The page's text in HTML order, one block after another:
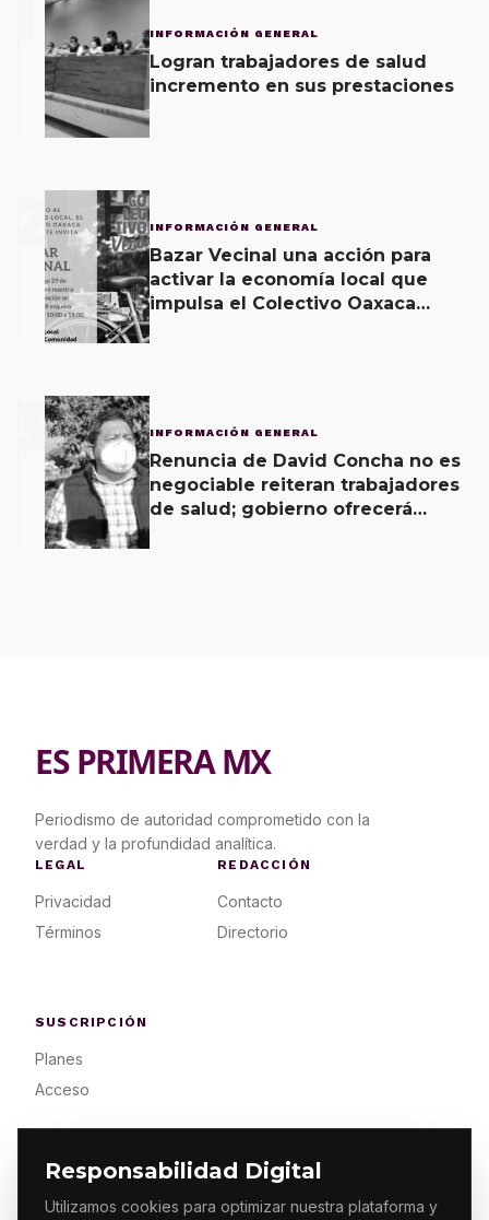
Responsabilidad Digital
Utilizamos cookies para optimizar nuestra plataforma y
INFORMACIÓN GENERAL
Logran trabajadores de salud
incremento en sus prestaciones
2 INFORMACIÓN GENERAL
Bazar Vecinal una acción para
activar la economía local que
impulsa el Colectivo Oaxaca
3 INFORMACIÓN GENERAL
Renuncia de David Concha no es
negociable reiteran trabajadores
de salud; gobierno ofrecerá
ES PRIMERA MX
Periodismo de autoridad comprometido con la
verdad y la profundidad analítica.
LEGAL
Privacidad
Términos
REDACCIÓN
Contacto
Directorio
SUSCRIPCIÓN
Planes
Acceso